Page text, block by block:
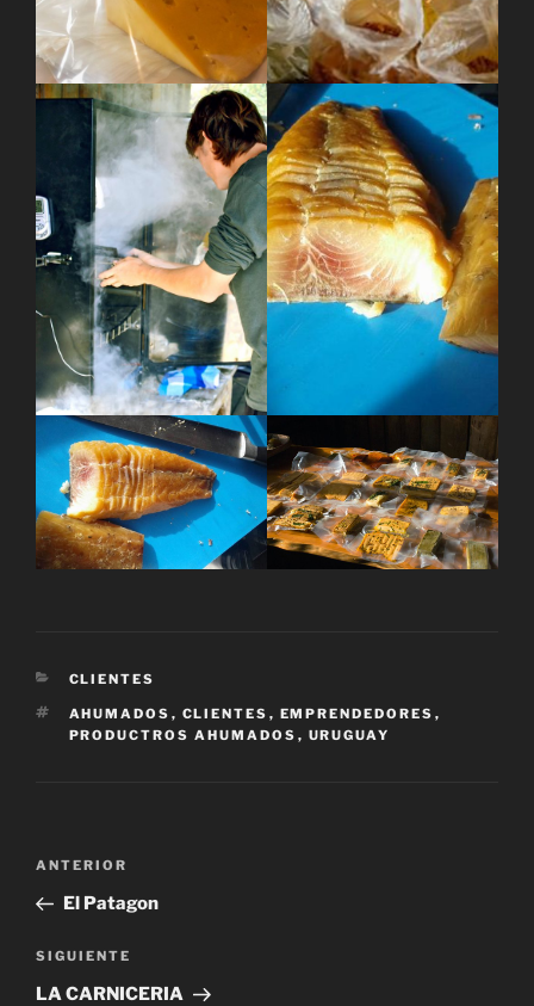
CATEGORÍAS
CLIENTES
ETIQUETAS
AHUMADOS , CLIENTES , EMPRENDEDORES ,
PRODUCTROS AHUMADOS , URUGUAY
Navegación
entradas
Entrada
anterior:
ANTERIOR
El Patagon
Siguiente
entrada
SIGUIENTE
LA CARNICERIA